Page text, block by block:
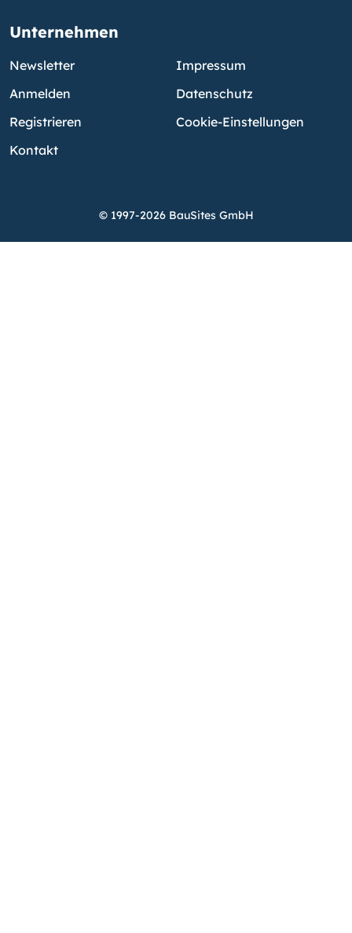
Unternehmen
Newsletter
Anmelden
Registrieren
Kontakt
Impressum
Datenschutz
Cookie-Einstellungen
© 1997-2026 BauSites GmbH